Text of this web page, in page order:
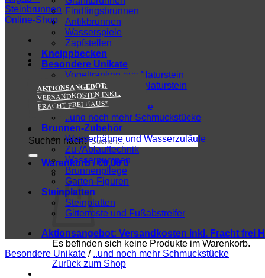
AKTIONSANGEBOT:
VERSANDKOSTEN INKL.
FRACHT FREI HAUS*
Suchen nach:
Warenkorb /€0,00 0
Es befinden sich keine Produkte im Warenkorb.
Zurück zum Shop
Findlingsbrunnen
Antikbrunnen
Wasserspiele
Zapfstellen
Kneippbecken
Besondere Unikate
Vogeltränken aus Naturstein
Pflanzentröge aus Naturstein
Sitzbänke & Tische
Besondere Findlinge
..und noch mehr Schmuckstücke
Brunnen-Zubehör
Wasserhähne und Wasserzuläufe
Zu-/Ablauftechnik
Wasserpumpen
Brunnenpflege
Garten-Figuren
Steinplatten
Steinplatten
Gitterroste und Fußabstreifer
Aktionsangebot: Versandkosten inkl. Fracht frei
Besondere Unikate / ..und noch mehr Schmuckstücke